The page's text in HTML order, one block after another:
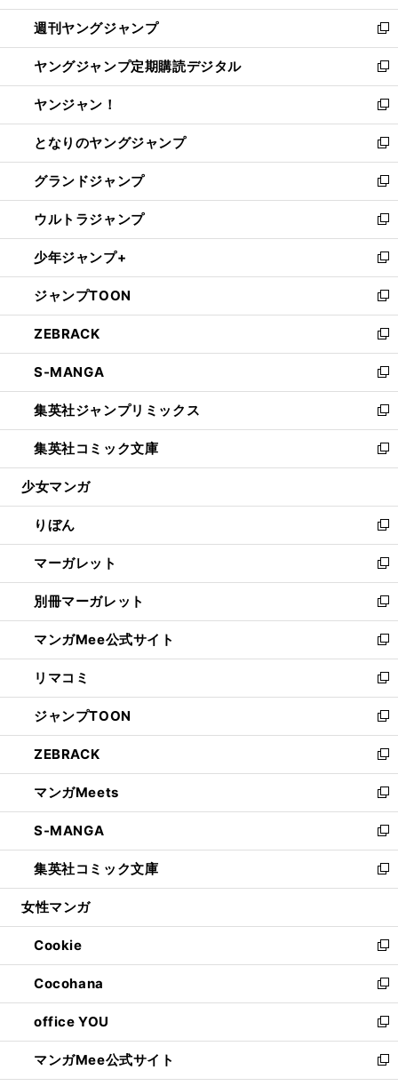
開
く
ウ
で
開
く
ン
ド
ウ
で
開
く
ウ
ィ
ン
ド
ウ
で
開
く
週刊ヤングジャンプ
新
し
い
ウ
ィ
ン
ド
ウ
で
開
く
ヤングジャンプ定期購読デジタル
新
し
い
ウ
ィ
ン
ド
ウ
で
開
く
ヤンジャン！
新
し
い
ウ
ィ
ン
ド
ウ
で
開
く
となりのヤングジャンプ
新
し
い
ウ
ィ
ン
ド
ウ
で
開
く
グランドジャンプ
新
し
い
ウ
ィ
ン
ド
ウ
で
開
く
ウルトラジャンプ
新
し
い
ウ
ィ
ン
ド
ウ
で
開
く
少年ジャンプ+
新
し
い
ウ
ィ
ン
ド
ウ
で
開
く
ジャンプTOON
新
し
い
ウ
ィ
ン
ド
ウ
で
開
ZEBRACK
新
し
い
ウ
ィ
ン
ド
ウ
開
く
S-MANGA
新
し
い
ウ
ィ
ン
ウ
で
開
く
集英社ジャンプリミックス
新
し
い
ウ
ン
ド
ウ
で
開
く
集英社コミック文庫
新
し
ウ
ィ
ン
ド
ウ
で
開
く
少女マンガ
りぼん
新
し
い
ウ
ィ
ン
ド
ウ
で
開
く
マーガレット
新
し
い
ウ
ィ
ン
ド
ウ
で
開
く
別冊マーガレット
新
し
い
ウ
ィ
ン
ド
ウ
で
開
く
マンガMee公式サイト
新
し
い
ウ
ィ
ン
ド
ウ
で
開
く
リマコミ
新
し
い
ウ
ィ
ン
ド
ウ
で
開
く
ジャンプTOON
新
し
い
ウ
ィ
ン
ド
ウ
で
開
ZEBRACK
新
し
い
ウ
ィ
ン
ド
ウ
開
く
マンガMeets
新
し
い
ウ
ィ
ン
ウ
で
開
く
S-MANGA
新
し
い
ウ
ン
ド
ウ
で
開
く
集英社コミック文庫
新
し
ウ
ィ
ン
ド
ウ
で
開
く
女性マンガ
Cookie
新
し
い
ウ
ィ
ン
ド
ウ
Cocohana
新
し
い
ウ
ィ
ン
office YOU
新
し
い
ウ
マンガMee公式サイト
新
し